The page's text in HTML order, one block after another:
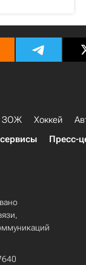
ЗОЖ Хоккей
Пресс-